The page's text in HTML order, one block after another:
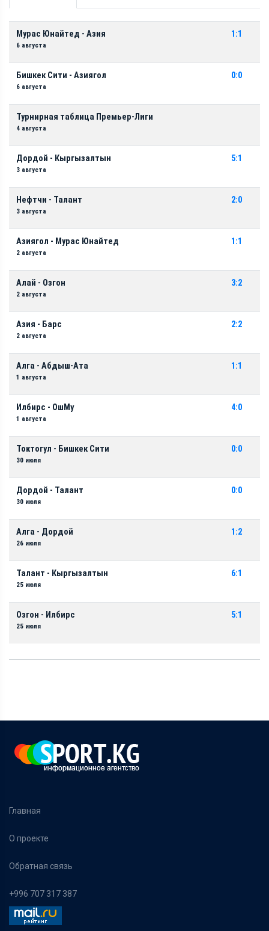
Мурас Юнайтед - Азия
6 августа
1:1
Бишкек Сити - Азиягол
6 августа
0:0
Турнирная таблица Премьер-Лиги
4 августа
Дордой - Кыргызалтын
3 августа
5:1
Нефтчи - Талант
3 августа
2:0
Азиягол - Мурас Юнайтед
2 августа
1:1
Алай - Озгон
2 августа
3:2
Азия - Барс
2 августа
2:2
Алга - Абдыш-Ата
1 августа
1:1
Илбирс - ОшМу
1 августа
4:0
Токтогул - Бишкек Сити
30 июля
0:0
Дордой - Талант
30 июля
0:0
Алга - Дордой
26 июля
1:2
Талант - Кыргызалтын
25 июля
6:1
Озгон - Илбирс
25 июля
5:1
Главная
О проекте
Обратная связь
+996 707 317 387